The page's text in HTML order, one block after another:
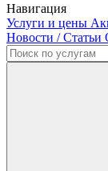
Навигация
Услуги и цены
Новости / Статьи